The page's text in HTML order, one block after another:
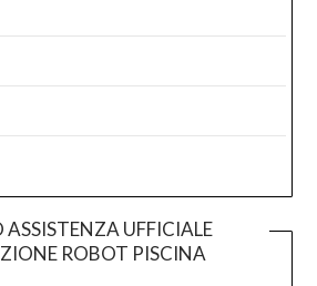
ASSISTENZA UFFICIALE
ROBOT PISCINA